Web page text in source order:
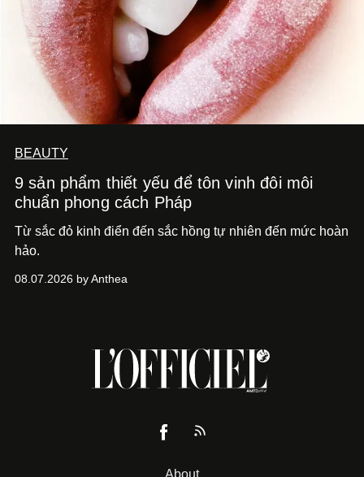
BEAUTY
9 sản phẩm thiết yếu để tôn vinh đôi môi
chuẩn phong cách Pháp
Từ sắc đỏ kinh điển đến sắc hồng tự nhiên đến mức hoàn
hảo.
08.07.2026 by Anthea